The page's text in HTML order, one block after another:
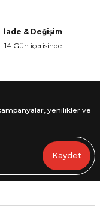
İade & Değişim
14 Gün içerisinde
yenilikler ve
Kaydet